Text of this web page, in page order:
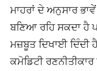
ਮਾਹਰਾਂ ਦੇ ਅਨੁਸਾਰ
ਬਣਿਆ ਰਹਿ ਸਕਦਾ ਹੈ
ਮਜ਼ਬੂਤ ਦਿਖਾਈ ਦਿੰਦੀ
ਕਮੋਡਿਟੀ